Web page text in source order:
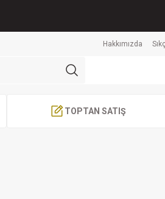
Hakkımızda
TOPTAN SATIŞ